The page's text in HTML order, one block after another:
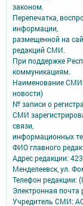
законом.
Перепечатка,
информации,
размещенной на
редакций СМИ.
При поддержке
коммуникациям.
Наименование
новости)
№ записи о
СМИ
связи,
информационных
ФИО главного
Адрес редакции:
Менделеевск, ул.
Телефон редакции:
Электронная почта
Учредитель СМИ: